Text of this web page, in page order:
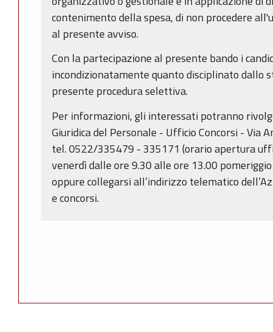
contenimento della spesa, di non procedere
al presente avviso.
Con la partecipazione al presente bando i
incondizionatamente quanto disciplinato dallo
presente procedura selettiva.
Per informazioni, gli interessati potranno
Giuridica del Personale - Ufficio Concorsi - Via
tel. 0522/335479 - 335171 (orario apertura
venerdì dalle ore 9.30 alle ore 13.00
oppure collegarsi all’indirizzo telematico
e concorsi.